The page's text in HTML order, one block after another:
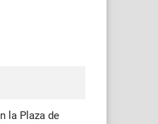
la Plaza de